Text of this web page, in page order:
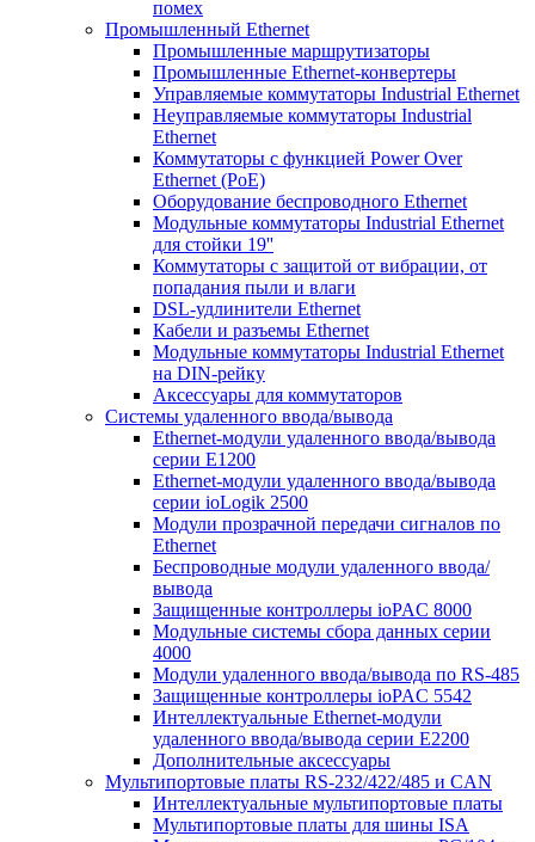
помех
Промышленный Ethernet
Промышленные маршрутизаторы
Промышленные Ethernet-конвертеры
Управляемые коммутаторы Industrial Ethernet
Неуправляемые коммутаторы Industrial
Ethernet
Коммутаторы с функцией Power Over
Ethernet (PoE)
Оборудование беспроводного Ethernet
Модульные коммутаторы Industrial Ethernet
для стойки 19''
Коммутаторы с защитой от вибрации, от
попадания пыли и влаги
DSL-удлинители Ethernet
Кабели и разъемы Ethernet
Модульные коммутаторы Industrial Ethernet
на DIN-рейку
Аксессуары для коммутаторов
Системы удаленного ввода/вывода
Ethernet-модули удаленного ввода/вывода
серии E1200
Ethernet-модули удаленного ввода/вывода
серии ioLogik 2500
Модули прозрачной передачи сигналов по
Ethernet
Беспроводные модули удаленного ввода/
вывода
Защищенные контроллеры ioPAC 8000
Модульные системы сбора данных серии
4000
Модули удаленного ввода/вывода по RS-485
Защищенные контроллеры ioPAC 5542
Интеллектуальные Ethernet-модули
удаленного ввода/вывода серии E2200
Дополнительные аксессуары
Мультипортовые платы RS-232/422/485 и CAN
Интеллектуальные мультипортовые платы
Мультипортовые платы для шины ISA